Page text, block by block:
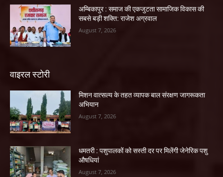
अम्बिकापुर : समाज की एकजुटता सामाजिक विकास की
सबसे बड़ी शक्ति: राजेश अग्रवाल
August 7, 2026
वाइरल स्टोरी
मिशन वात्सल्य के तहत व्यापक बाल संरक्षण जागरूकता
अभियान
August 7, 2026
धमतरी : पशुपालकों को सस्ती दर पर मिलेंगी जेनेरिक पशु
औषधियां
August 7, 2026